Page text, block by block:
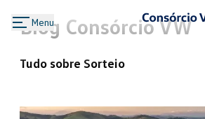
Menu
Logo
Blog Consórcio VW
Tudo sobre Sorteio